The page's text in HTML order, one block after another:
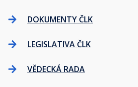
DOKUMENTY ČLK
LEGISLATIVA ČLK
VĚDECKÁ RADA